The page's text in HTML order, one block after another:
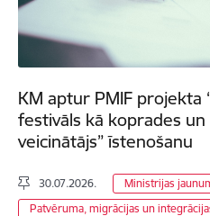
KM aptur PMIF projekta
festivāls kā koprades
veicinātājs” īstenošanu
30.07.2026.
Ministrijas
Patvēruma, migrācijas un